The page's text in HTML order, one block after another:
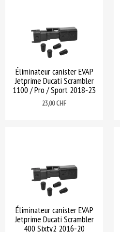
Éliminateur canister EVAP
Jetprime Ducati Scrambler
1100 / Pro / Sport 2018-23
Prix
23,00 CHF
Éliminateur canister EVAP
Jetprime Ducati Scrambler
400 Sixty2 2016-20